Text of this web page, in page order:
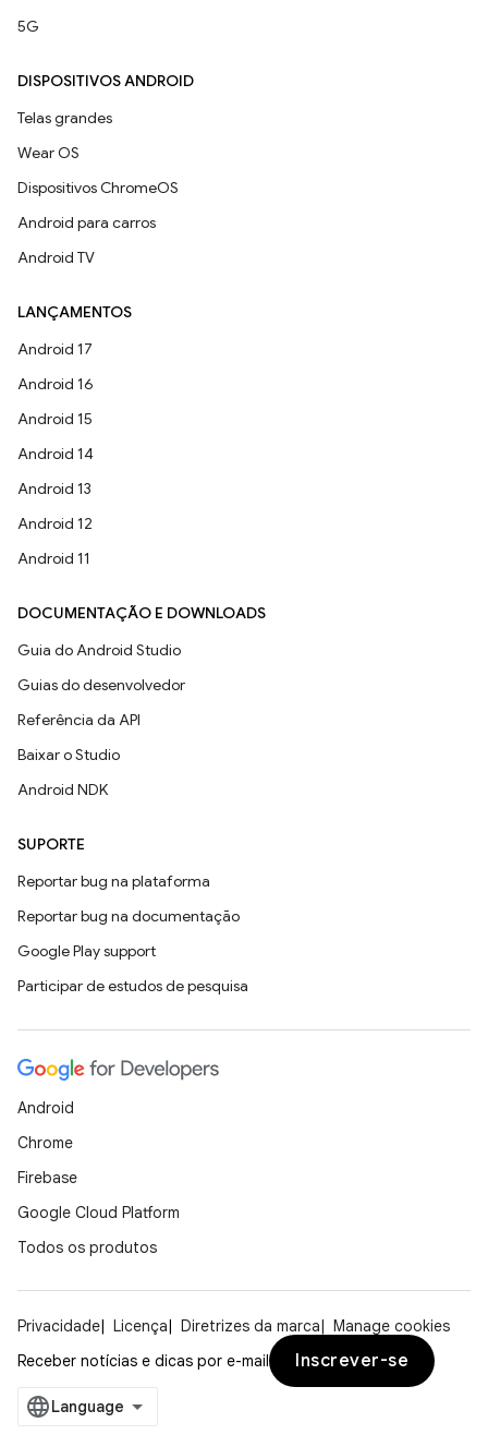
5G
DISPOSITIVOS ANDROID
Telas grandes
Wear OS
Dispositivos ChromeOS
Android para carros
Android TV
LANÇAMENTOS
Android 17
Android 16
Android 15
Android 14
Android 13
Android 12
Android 11
DOCUMENTAÇÃO E DOWNLOADS
Guia do Android Studio
Guias do desenvolvedor
Referência da API
Baixar o Studio
Android NDK
SUPORTE
Reportar bug na plataforma
Reportar bug na documentação
Google Play support
Participar de estudos de pesquisa
Android
Chrome
Firebase
Google Cloud Platform
Todos os produtos
Privacidade Licença Diretrizes da marca
Manage cookies
Receber notícias e dicas por e-mail
Inscrever-se